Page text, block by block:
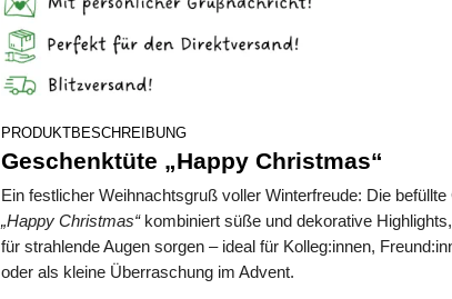
PRODUKTBESCHREIBUNG
Geschenktüte „Happy Christmas“
Ein festlicher Weihnachtsgruß voller Winterfreude: Die
„Happy Christmas“kombiniert süße und dekorative
für strahlende Augen sorgen – ideal für Kolleg:innen,
oder als kleine Überraschung im Advent.